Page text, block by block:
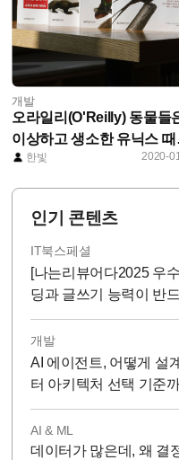
개발
오라일리(O'Reilly) 동물들
이상하고 생소한 유닉스 때
에 만들어졌다?!
한빛 2020-
인기 콘텐츠
IT북스페셜
[나는리뷰어다2025 우
딩과 글쓰기 능력이 반
만...!"
개발
AI 에이전트, 어떻게 설
터 아키텍처 선택 기준까
AI & ML
데이터가 많은데, 왜 결